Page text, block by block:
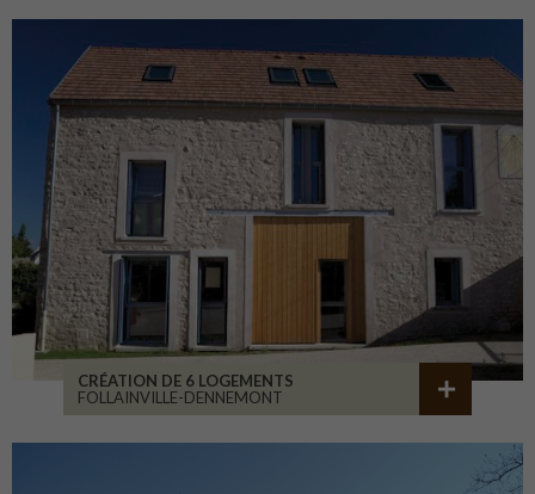
CRÉATION DE 6 LOGEMENTS
FOLLAINVILLE-DENNEMONT